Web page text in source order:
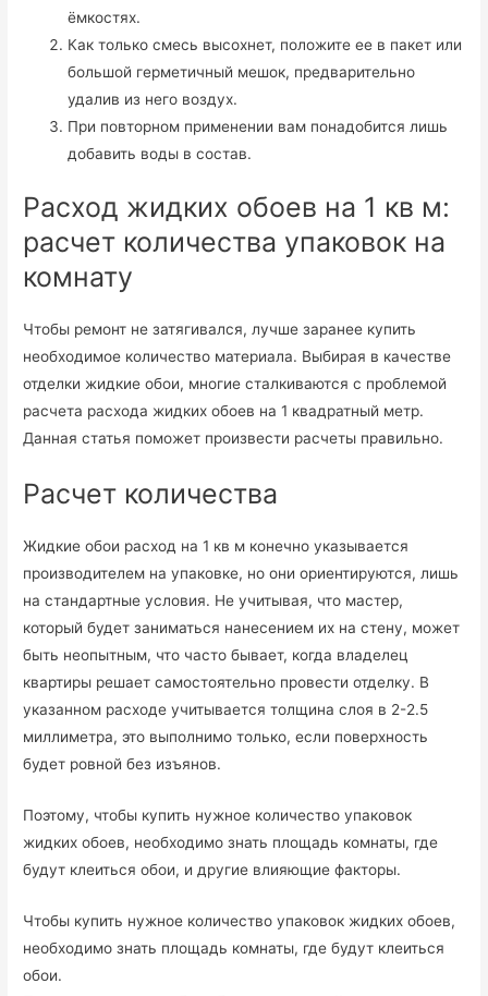
ёмкостях.
Как только смесь высохнет, положите ее в пакет или
большой герметичный мешок, предварительно
удалив из него воздух.
При повторном применении вам понадобится лишь
добавить воды в состав.
Расход жидких обоев на 1 кв м:
расчет количества упаковок на
комнату
Чтобы ремонт не затягивался, лучше заранее купить
необходимое количество материала. Выбирая в качестве
отделки жидкие обои, многие сталкиваются с проблемой
расчета расхода жидких обоев на 1 квадратный метр.
Данная статья поможет произвести расчеты правильно.
Расчет количества
Жидкие обои расход на 1 кв м конечно указывается
производителем на упаковке, но они ориентируются, лишь
на стандартные условия. Не учитывая, что мастер,
который будет заниматься нанесением их на стену, может
быть неопытным, что часто бывает, когда владелец
квартиры решает самостоятельно провести отделку. В
указанном расходе учитывается толщина слоя в 2-2.5
миллиметра, это выполнимо только, если поверхность
будет ровной без изъянов.
Поэтому, чтобы купить нужное количество упаковок
жидких обоев, необходимо знать площадь комнаты, где
будут клеиться обои, и другие влияющие факторы.
Чтобы купить нужное количество упаковок жидких обоев,
необходимо знать площадь комнаты, где будут клеиться
обои.